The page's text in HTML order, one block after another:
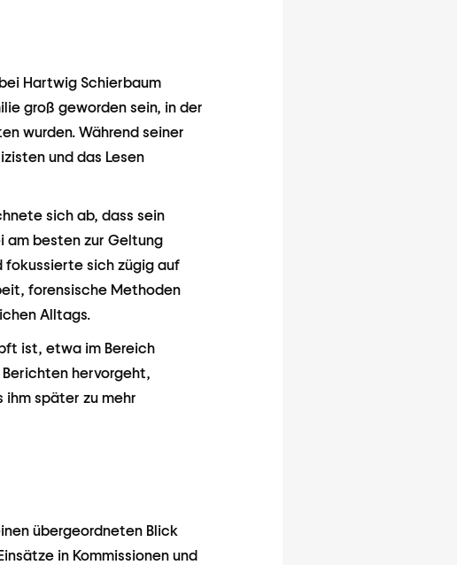
Hartwig Schierbaum
groß geworden sein, in der
wurden. Während seiner
und das Lesen
sich ab, dass sein
am besten zur Geltung
fokussierte sich zügig auf
forensische Methoden
Alltags.
ist, etwa im Bereich
hervorgeht,
später zu mehr
übergeordneten Blick
in Kommissionen und